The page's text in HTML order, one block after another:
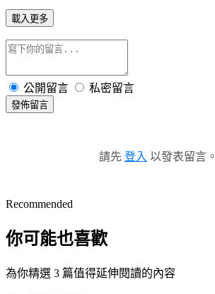
載入更多
公開留言 私密留言
發佈留言
請先 登入 以發表留言。
Recommended
你可能也喜歡
為你精選 3 篇值得延伸閱讀的內容